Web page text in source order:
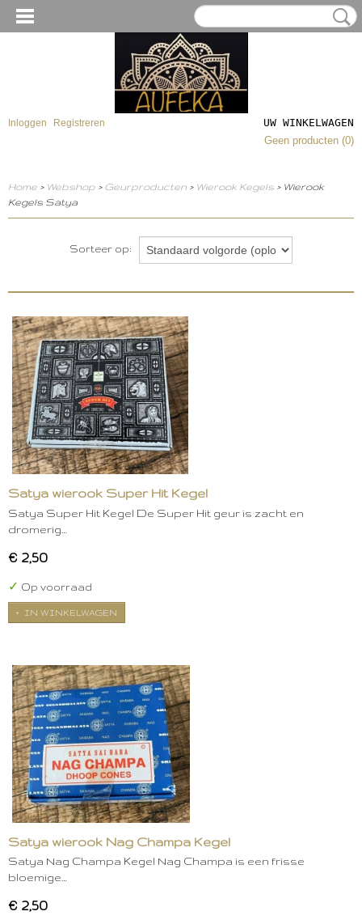
Inloggen Registreren
UW WINKELWAGEN
Geen producten (0)
Home > Webshop > Geurproducten > Wierook Kegels > Wierook
Kegels Satya
Sorteer op:
Satya wierook Super Hit Kegel
Satya Super Hit Kegel De Super Hit geur is zacht en
dromerig…
€ 2,50
✓ Op voorraad
IN WINKELWAGEN
Satya wierook Nag Champa Kegel
Satya Nag Champa Kegel Nag Champa is een frisse
bloemige…
€ 2,50